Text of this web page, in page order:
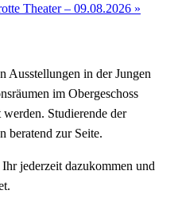
Theater – 09.08.2026 »
Ausstellungen in der Jungen
im Obergeschoss
Studierende der
beratend zur Seite.
jederzeit dazukommen und